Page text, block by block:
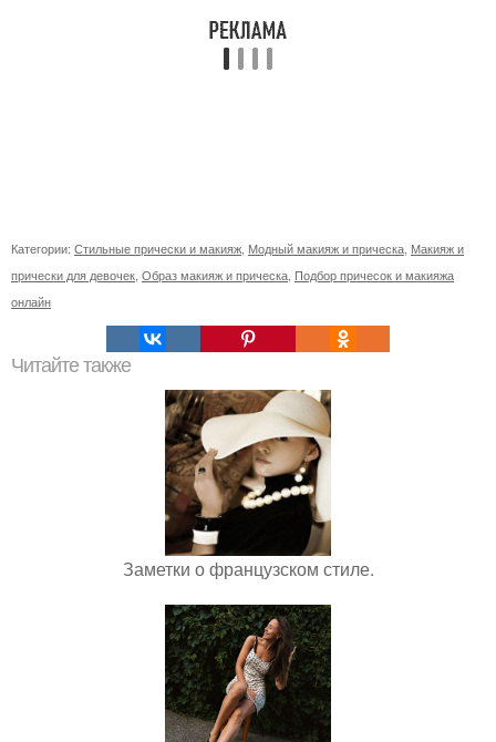
Категории: Стильные прически и макияж, Модный макияж и прическа, Макияж и
прически для девочек, Образ макияж и прическа, Подбор причесок и макияжа
онлайн
Читайте также
Заметки о французском стиле.